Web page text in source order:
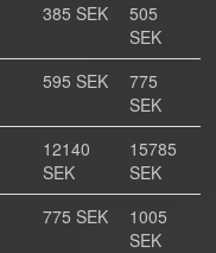
385 SEK
505
SEK
595 SEK
775
SEK
12140
SEK
15785
SEK
775 SEK
1005
SEK